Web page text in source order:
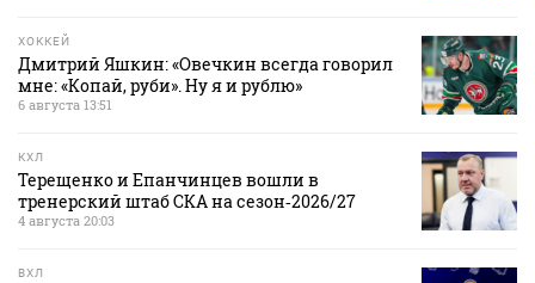
ХОККЕЙ
Дмитрий Яшкин: «Овечкин всегда говорил
мне: «Копай, руби». Ну я и рублю»
6 августа 13:51
КХЛ
Терещенко и Епанчинцев вошли в
тренерский штаб СКА на сезон‑2026/27
4 августа 20:03
ВХЛ